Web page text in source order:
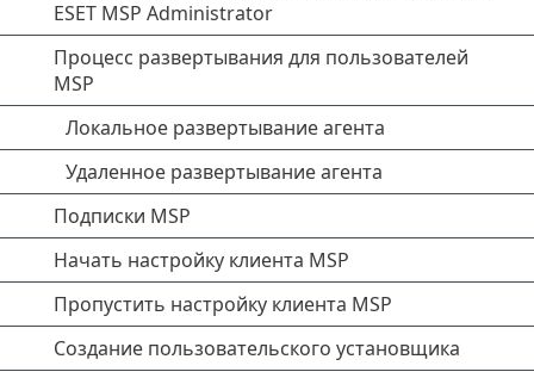
ESET MSP Administrator
Процесс развертывания для пользователей
MSP
Локальное развертывание агента
Удаленное развертывание агента
Подписки MSP
Начать настройку клиента MSP
Пропустить настройку клиента MSP
Создание пользовательского установщика